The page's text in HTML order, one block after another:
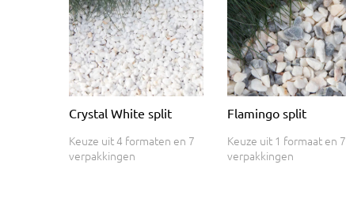
Crystal White split
Keuze uit 4 formaten en 7
verpakkingen
Flamingo split
Keuze uit 1 formaat en 7
verpakkingen